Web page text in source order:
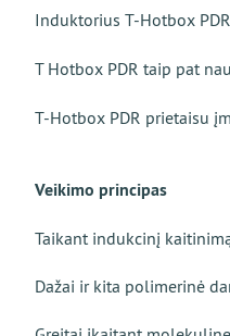
Induktorius Т-Hotbox
Т Hotbox PDR taip pat
Т-Hotbox PDR prietaisu
Veikimo principas
Taikant indukcinį
Dažai ir kita polimerinė